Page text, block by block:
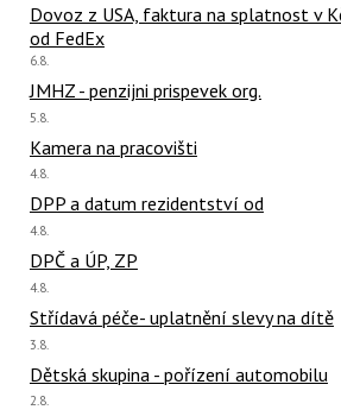
Dovoz z USA, faktura na splatnost v
od FedEx
Poslední
6.8.
JMHZ - penzijni prispevek org.
Poslední
5.8.
Kamera na pracovišti
Poslední
4.8.
DPP a datum rezidentství od
Poslední
4.8.
DPČ a ÚP, ZP
Poslední
4.8.
Střídavá péče- uplatnění slevy na dítě
Poslední
3.8.
Dětská skupina - pořízení automobilu
Poslední
2.8.